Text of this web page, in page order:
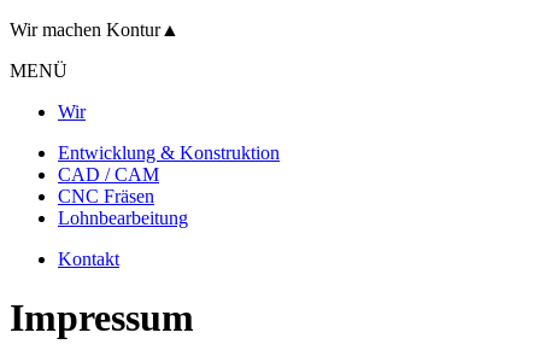
Wir machen Kontur▲
MENÜ
Wir
Entwicklung & Konstruktion
CAD / CAM
CNC Fräsen
Lohnbearbeitung
Kontakt
Impressum